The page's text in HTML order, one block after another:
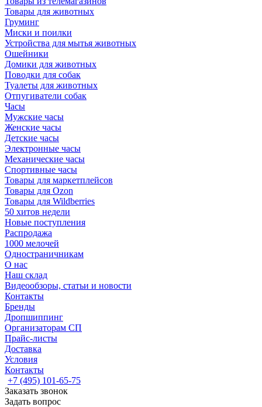
Товары для животных
Груминг
Миски и поилки
Устройства для мытья животных
Ошейники
Домики для животных
Поводки для собак
Туалеты для животных
Отпугиватели собак
Часы
Мужские часы
Женские часы
Детские часы
Электронные часы
Механические часы
Спортивные часы
Товары для маркетплейсов
Товары для Ozon
Товары для Wildberries
50 хитов недели
Новые поступления
Распродажа
1000 мелочей
Одностраничникам
О нас
Наш склад
Видеообзоры, статьи и новости
Контакты
Бренды
Дропшиппинг
Организаторам СП
Прайс-листы
Доставка
Условия
Контакты
+7 (495) 101-65-75
Заказать звонок
Задать вопрос